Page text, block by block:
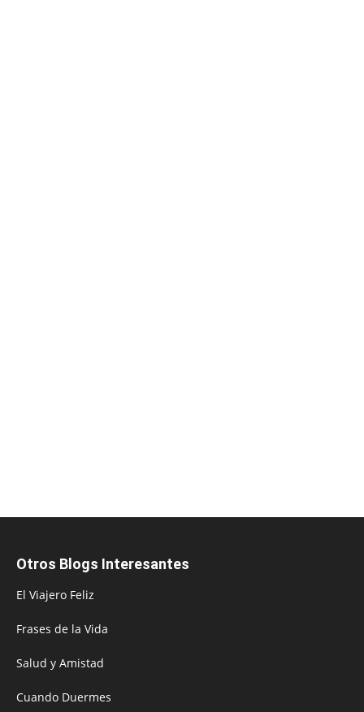
Otros Blogs Interesantes
El Viajero Feliz
Frases de la Vida
Salud y Amistad
Cuando Duermes